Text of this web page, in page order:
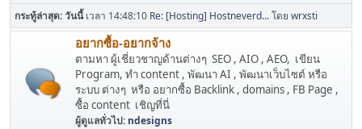
กระทู้ล่าสุด:วันนี้เวลา 14:48:10 Re: [Hosting] Hostneverd...โดย wrxsti
อยากซื้อ-อยากจ้าง
ตามหา ผู้เชี่ยวชาญด้านต่างๆ SEO , AIO , AEO, เขียน
Program, ทำ content , พัฒนา AI , พัฒนาเว็บไซต์ หรือ
ระบบ ต่างๆ หรือ อยากซื้อ Backlink , domains , FB Page ,
ซื้อ content เชิญที่นี่
ผู้ดูแลทั่วไป: ndesigns